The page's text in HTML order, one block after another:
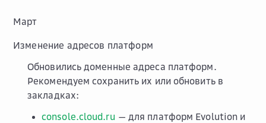
Март
Изменение адресов платформ
Обновились доменные адреса платформ.
Рекомендуем сохранить их или обновить в
закладках:
console.cloud.ru — для платформ Evolution и